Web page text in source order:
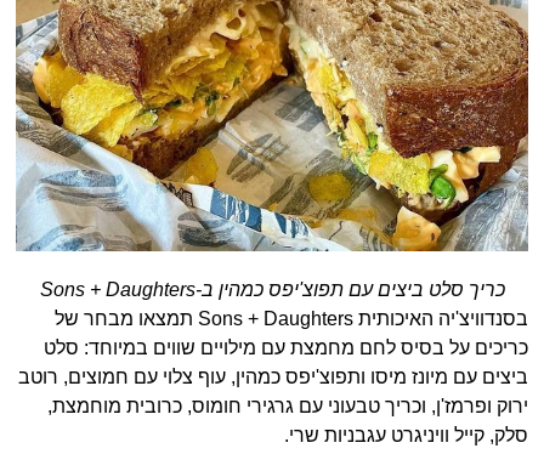
כריך סלט ביצים עם תפוצ'יפס כמהין ב-Sons + Daughters
בסנדוויצ'יה האיכותית Sons + Daughters תמצאו מבחר של
כריכים על בסיס לחם מחמצת עם מילויים שווים במיוחד: סלט
ביצים עם מיונז מיסו ותפוצ'יפס כמהין, עוף צלוי עם חמוצים, רוטב
ירוק ופרמז'ן, וכריך טבעוני עם גרגירי חומוס, כרובית מוחמצת,
סלק, קייל וויניגרט עגבניות שרי.